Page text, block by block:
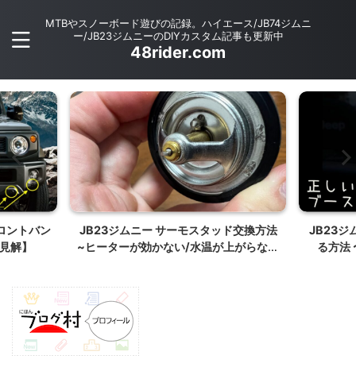
MTBやスノーボード遊びの記録。ハイエース/JB74ジムニ
ー/JB23ジムニーのDIYカスタム記事も更新中
48rider.com
ントバン
解】
JB23ジムニー サーモスタッド交換方法
~ヒーターが効かない/水温が上がらない
JB23ジ
る方法